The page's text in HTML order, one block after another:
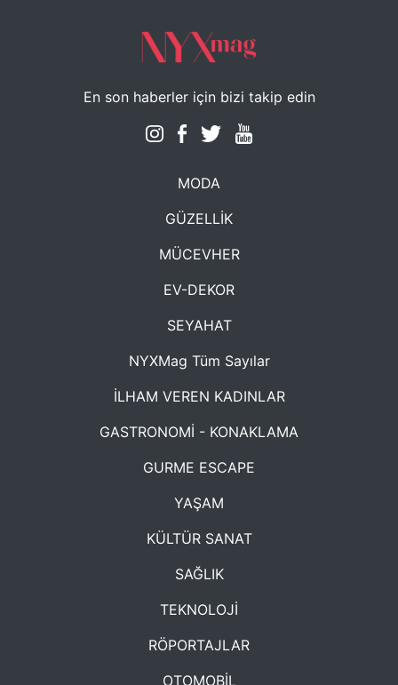
En son haberler için bizi takip edin
MODA
GÜZELLİK
MÜCEVHER
EV-DEKOR
SEYAHAT
NYXMag Tüm Sayılar
İLHAM VEREN KADINLAR
GASTRONOMİ - KONAKLAMA
GURME ESCAPE
YAŞAM
KÜLTÜR SANAT
SAĞLIK
TEKNOLOJİ
RÖPORTAJLAR
OTOMOBİL